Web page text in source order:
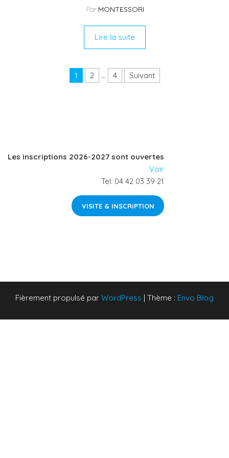
c
e
b
o
o
ParMONTESSORI
Lire la suite
Pagination des publications
1 2 … 4 Suivant
Les inscriptions 2026-2027 sont ouvertes
Voir
Tel: 04 42 03 39 21
VISITE & INSCRIPTION
Fièrement propulsé par WordPress | Thème : Envo Blog